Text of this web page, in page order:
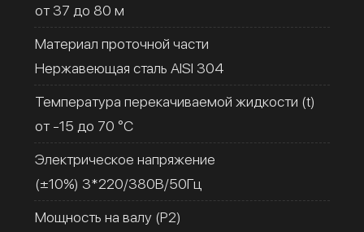
от 37 до 80 м
Материал проточной части
Нержавеющая сталь AISI 304
Температура перекачиваемой жидкости (t)
от -15 до 70 °C
Электрическое напряжение
(±10%) 3*220/380В/50Гц
Мощность на валу (Р2)